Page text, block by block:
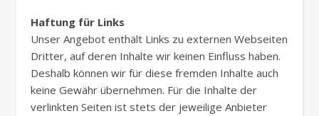
Haftung für Links
Unser Angebot enthält Links zu externen Webseiten
Dritter, auf deren Inhalte wir keinen Einfluss haben.
Deshalb können wir für diese fremden Inhalte auch
keine Gewähr übernehmen. Für die Inhalte der
verlinkten Seiten ist stets der jeweilige Anbieter